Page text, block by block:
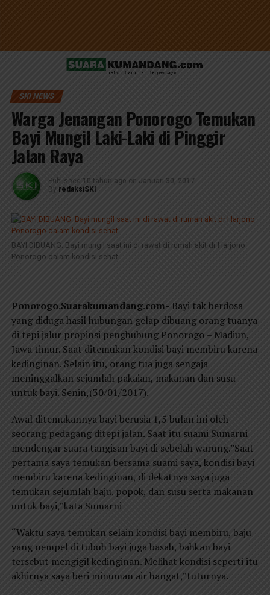
SKI NEWS
Warga Jenangan Ponorogo Temukan
Bayi Mungil Laki-Laki di Pinggir
Jalan Raya
Published 10 tahun ago on Januari 30, 2017
By redaksiSKI
BAYI DIBUANG: Bayi mungil saat ini di rawat di rumah akit dr Harjono
Ponorogo dalam kondisi sehat
Ponorogo.Suarakumandang.com- Bayi tak berdosa
yang diduga hasil hubungan gelap dibuang orang tuanya
di tepi jalur propinsi penghubung Ponorogo – Madiun,
Jawa timur. Saat ditemukan kondisi bayi membiru karena
kedinginan. Selain itu, orang tua juga sengaja
meninggalkan sejumlah pakaian, makanan dan susu
untuk bayi. Senin,(30/01/2017).
Awal ditemukannya bayi berusia 1,5 bulan ini oleh
seorang pedagang ditepi jalan. Saat itu suami Sumarni
mendengar suara tangisan bayi di sebelah warung.”Saat
pertama saya temukan bersama suami saya, kondisi bayi
membiru karena kedinginan, di dekatnya saya juga
temukan sejumlah baju. popok, dan susu serta makanan
untuk bayi,”kata Sumarni
“Waktu saya temukan selain kondisi bayi membiru, baju
yang nempel di tubuh bayi juga basah, bahkan bayi
tersebut mengigil kedinginan. Melihat kondisi seperti itu
akhirnya saya beri minuman air hangat,”tuturnya.